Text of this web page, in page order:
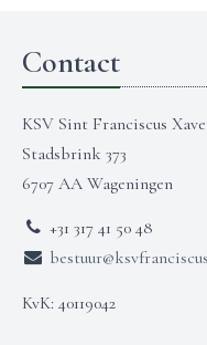
Contact
KSV Sint Franciscus
Stadsbrink 373
6707 AA Wageningen
+31 317 41 50 48
KvK: 40119042